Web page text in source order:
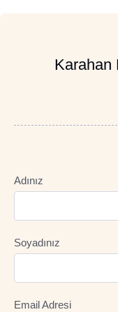
Karahan
Adınız
Soyadınız
Email Adresi